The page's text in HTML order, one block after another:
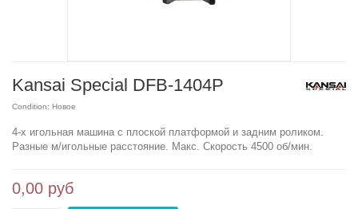
Kansai Special DFB-1404P
Condition: Новое
4-х игольная машина с плоской платформой и задним роликом.
Разные м/игольные расстояние. Макс. Скорость 4500 об/мин.
0,00 руб